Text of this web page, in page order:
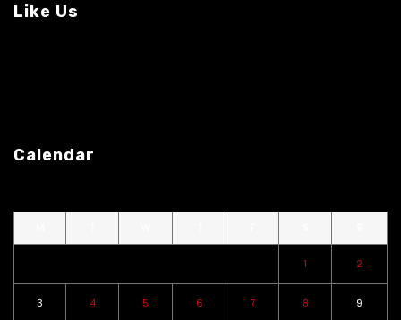
Like Us
Calendar
1 2
3 4 5 6 7 8 9